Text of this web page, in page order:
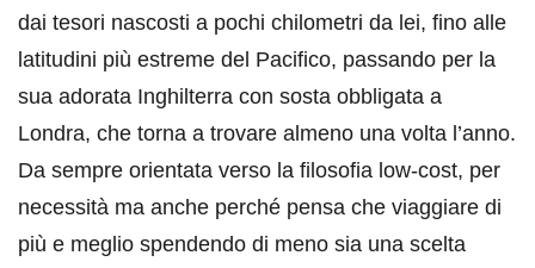
dai tesori nascosti a pochi chilometri da lei, fino alle
latitudini più estreme del Pacifico, passando per la
sua adorata Inghilterra con sosta obbligata a
Londra, che torna a trovare almeno una volta l’anno.
Da sempre orientata verso la filosofia low-cost, per
necessità ma anche perché pensa che viaggiare di
più e meglio spendendo di meno sia una scelta